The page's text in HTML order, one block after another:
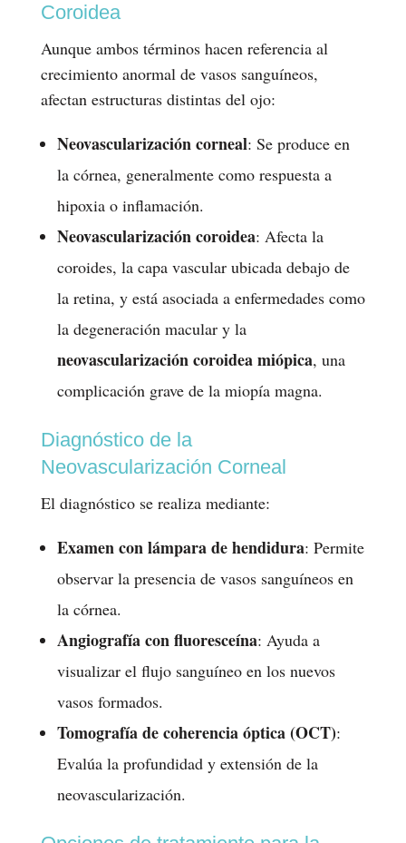
Coroidea
Aunque ambos términos hacen referencia al
crecimiento anormal de vasos sanguíneos,
afectan estructuras distintas del ojo:
Neovascularización corneal: Se produce en
la córnea, generalmente como respuesta a
hipoxia o inflamación.
Neovascularización coroidea: Afecta la
coroides, la capa vascular ubicada debajo de
la retina, y está asociada a enfermedades como
la degeneración macular y la
neovascularización coroidea miópica, una
complicación grave de la miopía magna.
Diagnóstico de la
Neovascularización Corneal
El diagnóstico se realiza mediante:
Examen con lámpara de hendidura: Permite
observar la presencia de vasos sanguíneos en
la córnea.
Angiografía con fluoresceína: Ayuda a
visualizar el flujo sanguíneo en los nuevos
vasos formados.
Tomografía de coherencia óptica (OCT):
Evalúa la profundidad y extensión de la
neovascularización.